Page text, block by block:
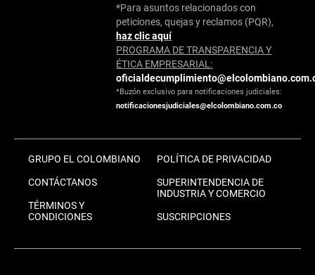
*Para asuntos relacionados con
peticiones, quejas y reclamos (PQR),
haz clic aquí
PROGRAMA DE TRANSPARENCIA Y
ÉTICA EMPRESARIAL:
*Buzón exclusivo para notificaciones judiciales:
notificacionesjudiciales@elcolombiano.com.co
GRUPO EL COLOMBIANO
CONTÁCTANOS
TÉRMINOS Y
CONDICIONES
POLÍTICA DE PRIVACIDAD
SUPERINTENDENCIA DE
INDUSTRIA Y COMERCIO
SUSCRIPCIONES